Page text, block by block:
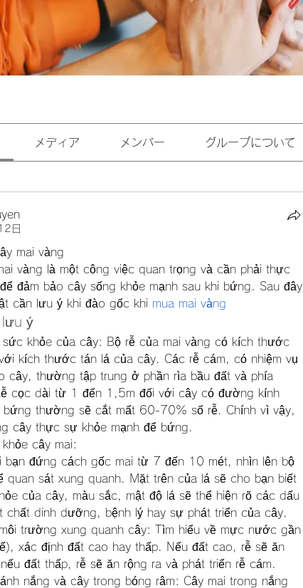
メディア メンバー グループについて
日
mai vàng
vàng là một công việc quan trọng và cần phải thực
đảm bảo cây sống khỏe mạnh sau khi bứng. Sau đây
cần lưu ý khi đào gốc khi mua mai vàng
lưu ý
sức khỏe của cây: Bộ rễ của mai vàng có kích thước
kích thước tán lá của cây. Các rễ cám, có nhiệm vụ
cây, thường tập trung ở phần rìa bầu đất và phía
cọc dài từ 1 đến 1,5m đối với cây có đường kính
thường sẽ cắt mất 60-70% số rễ. Chính vì vậy,
cây thực sự khỏe mạnh để bứng.
cây mai:
bạn đứng cách gốc mai từ 7 đến 10 mét, nhìn lên bộ
quan sát xung quanh. Mặt trên của lá sẽ cho bạn biết
của cây, màu sắc, mật độ lá sẽ thể hiện rõ các dấu
chất dinh dưỡng, bệnh lý hay sự phát triển của cây.
trường xung quanh cây: Tìm hiểu về mực nước gần
xác định đất cao hay thấp. Nếu đất cao, rễ sẽ ăn
đất thấp, rễ sẽ ăn rộng ra và phát triển rễ cám.
nắng và cây trong bóng râm: Cây mai trong nắng